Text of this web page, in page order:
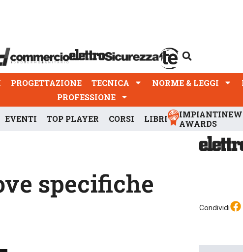
PROGETTAZIONE TECNICA NORME & LEGGI
PROFESSIONE
EVENTI TOP PLAYER CORSI LIBRI
AWARDS
specifiche
Condividi